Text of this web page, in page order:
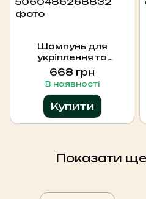
Шампунь для
укріплення та
покращення росту
волосся Q+A
Shampoo 250ml
668 грн
В наявності
Купити
Показати ще